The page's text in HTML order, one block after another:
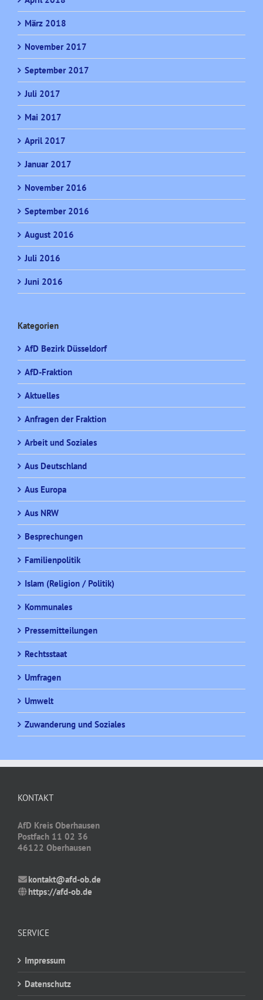
März 2018
November 2017
September 2017
Juli 2017
Mai 2017
April 2017
Januar 2017
November 2016
September 2016
August 2016
Juli 2016
Juni 2016
Kategorien
AfD Bezirk Düsseldorf
AfD-Fraktion
Aktuelles
Anfragen der Fraktion
Arbeit und Soziales
Aus Deutschland
Aus Europa
Aus NRW
Besprechungen
Familienpolitik
Islam (Religion / Politik)
Kommunales
Pressemitteilungen
Rechtsstaat
Umfragen
Umwelt
Zuwanderung und Soziales
KONTAKT
AfD Kreis Oberhausen
Postfach 11 02 36
46122 Oberhausen
kontakt@afd-ob.de
https://afd-ob.de
SERVICE
Impressum
Datenschutz